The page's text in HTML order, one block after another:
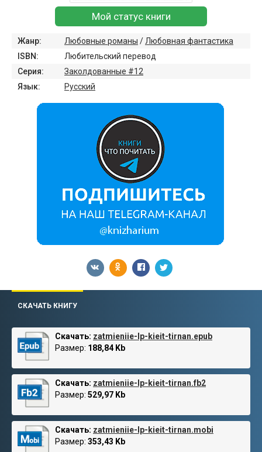
Мой статус книги
Жанр: Любовные романы / Любовная фантастика
ISBN:
Любительский перевод
Серия:
Заколдованные #12
Язык:
Русский
СКАЧАТЬ КНИГУ
Скачать: zatmieniie-lp-kieit-tirnan.epub
Размер: 188,84 Kb
Скачать: zatmieniie-lp-kieit-tirnan.fb2
Размер: 529,97 Kb
Скачать: zatmieniie-lp-kieit-tirnan.mobi
Размер: 353,43 Kb